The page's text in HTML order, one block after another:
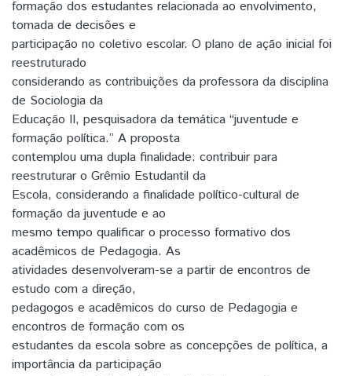
formação dos estudantes relacionada ao envolvimento,
tomada de decisões e
participação no coletivo escolar. O plano de ação inicial foi
reestruturado
considerando as contribuições da professora da disciplina
de Sociologia da
Educação II, pesquisadora da temática “juventude e
formação política.” A proposta
contemplou uma dupla finalidade: contribuir para
reestruturar o Grêmio Estudantil da
Escola, considerando a finalidade político-cultural de
formação da juventude e ao
mesmo tempo qualificar o processo formativo dos
acadêmicos de Pedagogia. As
atividades desenvolveram-se a partir de encontros de
estudo com a direção,
pedagogos e acadêmicos do curso de Pedagogia e
encontros de formação com os
estudantes da escola sobre as concepções de política, a
importância da participação